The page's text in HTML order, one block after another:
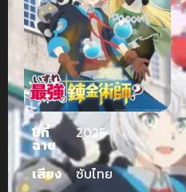
ปีที่
ฉาย
2025
เสียง
ซับไทย